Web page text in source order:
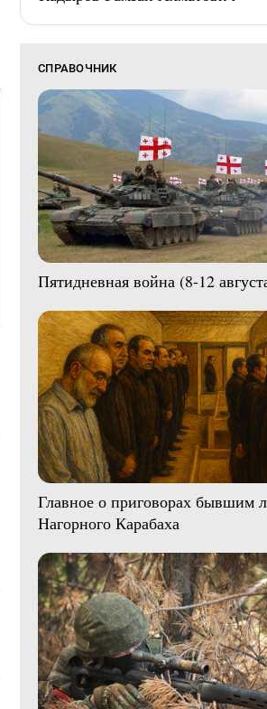
СПРАВОЧНИК
Пятидневная война (8-12
Главное о приговорах бывшим
Нагорного Карабаха